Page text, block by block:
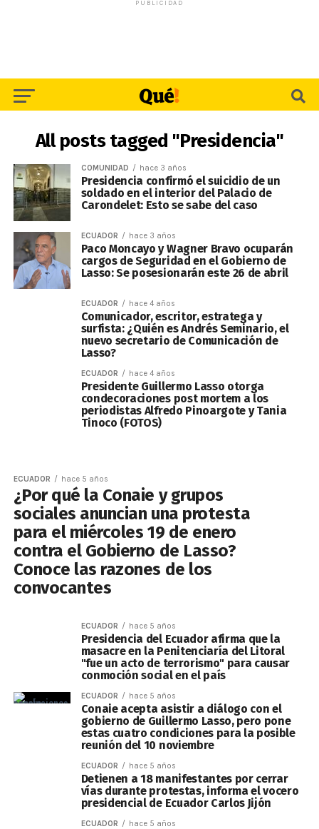
PUBLICIDAD
All posts tagged "Presidencia"
COMUNIDAD hace 3 años
Presidencia confirmó el suicidio de un
soldado en el interior del Palacio de
Carondelet: Esto se sabe del caso
ECUADOR hace 3 años
Paco Moncayo y Wagner Bravo ocuparán
cargos de Seguridad en el Gobierno de
Lasso: Se posesionarán este 26 de abril
ECUADOR hace 4 años
Comunicador, escritor, estratega y
surfista: ¿Quién es Andrés Seminario, el
nuevo secretario de Comunicación de
Lasso?
ECUADOR hace 4 años
Presidente Guillermo Lasso otorga
condecoraciones post mortem a los
periodistas Alfredo Pinoargote y Tania
Tinoco (FOTOS)
ECUADOR hace 5 años
¿Por qué la Conaie y grupos
sociales anuncian una protesta
para el miércoles 19 de enero
contra el Gobierno de Lasso?
Conoce las razones de los
convocantes
ECUADOR hace 5 años
Presidencia del Ecuador afirma que la
masacre en la Penitenciaría del Litoral
"fue un acto de terrorismo" para causar
conmoción social en el país
ECUADOR hace 5 años
Conaie acepta asistir a diálogo con el
gobierno de Guillermo Lasso, pero pone
estas cuatro condiciones para la posible
reunión del 10 noviembre
ECUADOR hace 5 años
Detienen a 18 manifestantes por cerrar
vías durante protestas, informa el vocero
presidencial de Ecuador Carlos Jijón
ECUADOR hace 5 años